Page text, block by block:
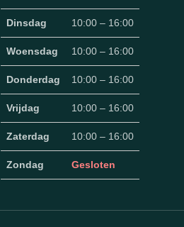
Dinsdag 10:00 – 16:00
Woensdag 10:00 – 16:00
Donderdag 10:00 – 16:00
Vrijdag 10:00 – 16:00
Zaterdag 10:00 – 16:00
Zondag Gesloten